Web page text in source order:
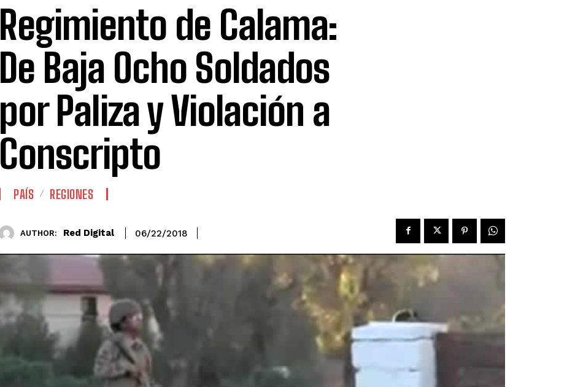
Regimiento de Calama:
De Baja Ocho Soldados
por Paliza y Violación a
Conscripto
PAÍS REGIONES
AUTHOR: Red Digital 06/22/2018